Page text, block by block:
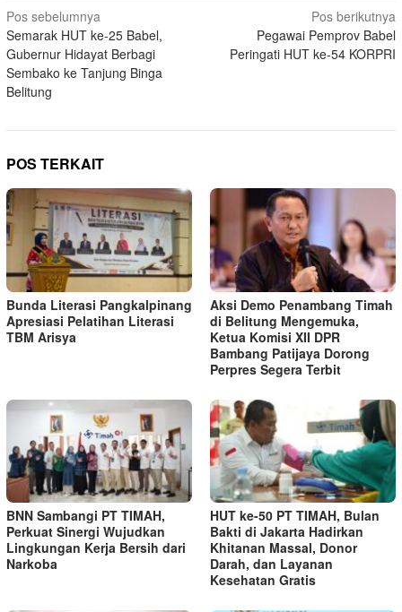
Navigasi
pos
Pos sebelumnya
Semarak HUT ke-25 Babel,
Gubernur Hidayat Berbagi
Sembako ke Tanjung Binga
Belitung
Pos berikutnya
Pegawai Pemprov Babel
Peringati HUT ke-54 KORPRI
POS TERKAIT
Bunda Literasi Pangkalpinang
Apresiasi Pelatihan Literasi
TBM Arisya
Aksi Demo Penambang Timah
di Belitung Mengemuka,
Ketua Komisi XII DPR
Bambang Patijaya Dorong
Perpres Segera Terbit
BNN Sambangi PT TIMAH,
Perkuat Sinergi Wujudkan
Lingkungan Kerja Bersih dari
Narkoba
HUT ke-50 PT TIMAH, Bulan
Bakti di Jakarta Hadirkan
Khitanan Massal, Donor
Darah, dan Layanan
Kesehatan Gratis